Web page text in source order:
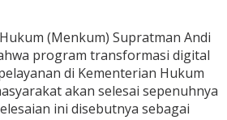
(Menkum) Supratman Andi
program transformasi digital
di Kementerian Hukum
akan selesai sepenuhnya
ini disebutnya sebagai